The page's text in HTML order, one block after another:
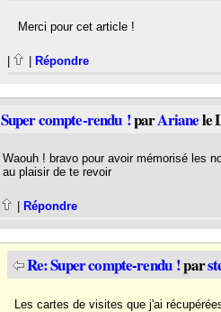
Merci pour cet article !
| | Répondre
Super compte-rendu !parArianele
Waouh ! bravo pour avoir mémorisé les
au plaisir de te revoir
Répondre
Re: Super compte-rendu !par
Les cartes de visites que j'ai